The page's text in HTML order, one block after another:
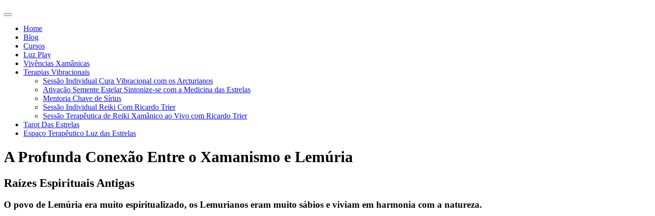
Menu
Home
Blog
Cursos
Luz Play
Vivências Xamânicas
Terapias Vibracionais
Sessão Individual Cura Vibracional com os Arcturianos
Ativação Semente Estelar Sintonize-se com a Medicina das Estrelas
Mentoria Chave de Sírius
Sessão Individual Reiki Com Ricardo Trier
Sessão Terapêutica de Reiki Xamânico ao Vivo com Ricardo Trier
Tarot Das Estrelas
Espaço Terapêutico Luz das Estrelas
A Profunda Conexão Entre o Xamanismo e Lemúria
Raízes Espirituais Antigas
O povo de Lemúria era muito espiritualizado, os Lemurianos eram muito sábios e viviam em harmonia com a natureza.